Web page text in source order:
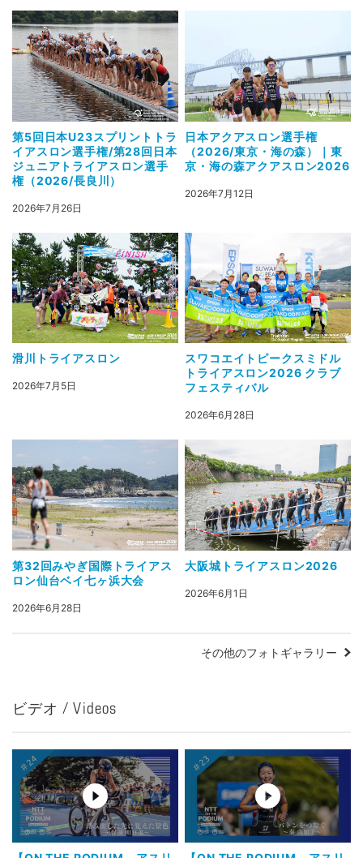
第5回日本U23スプリントトラ
イアスロン選手権/第28回日本
ジュニアトライアスロン選手
権（2026/長良川）
2026年7月26日
日本アクアスロン選手権
（2026/東京・海の森）｜東
京・海の森アクアスロン2026
2026年7月12日
滑川トライアスロン
2026年7月5日
スワコエイトピークスミドル
トライアスロン2026 クラブ
フェスティバル
2026年6月28日
第32回みやぎ国際トライアス
ロン仙台ベイ七ヶ浜大会
2026年6月28日
大阪城トライアスロン2026
2026年6月1日
その他のフォトギャラリー
ビデオ / Videos